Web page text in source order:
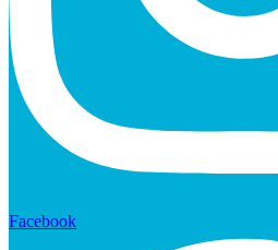
Facebook